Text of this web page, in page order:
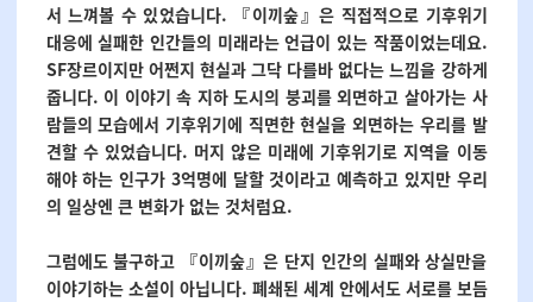
서 느껴볼 수 있었습니다.
『이끼숲』은 직접적으로 기후위기
대응에 실패한 인간들의 미래라는 언급이 있는 작품이었는데요.
SF장르이지만 어쩐지 현실과 그닥 다를바 없다는 느낌을 강하게
줍니다. 이 이야기 속 지하 도시의 붕괴를 외면하고 살아가는 사
람들의 모습에서 기후위기에 직면한 현실을 외면하는 우리를 발
견할 수 있었습니다. 머지 않은 미래에 기후위기로 지역을 이동
해야 하는 인구가 3억명에 달할 것이라고 예측하고 있지만 우리
의 일상엔 큰 변화가 없는 것처럼요.
그럼에도 불구하고 『이끼숲』은 단지 인간의 실패와 상실만을
이야기하는 소설이 아닙니다. 폐쇄된 세계 안에서도 서로를 보듬